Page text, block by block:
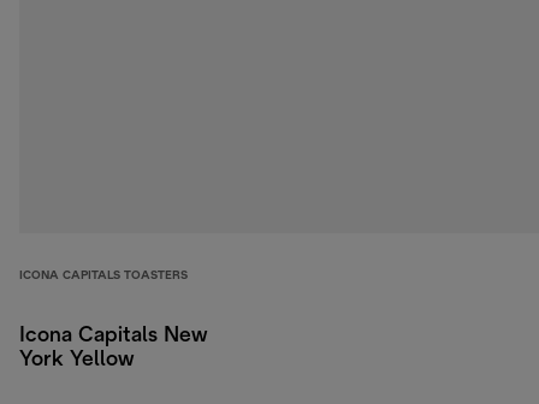
ICONA CAPITALS TOASTERS
Icona Capitals New
York Yellow